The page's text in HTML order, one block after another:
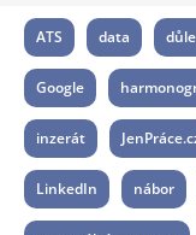
ATS data
Google
inzerát
LinkedIn nábor